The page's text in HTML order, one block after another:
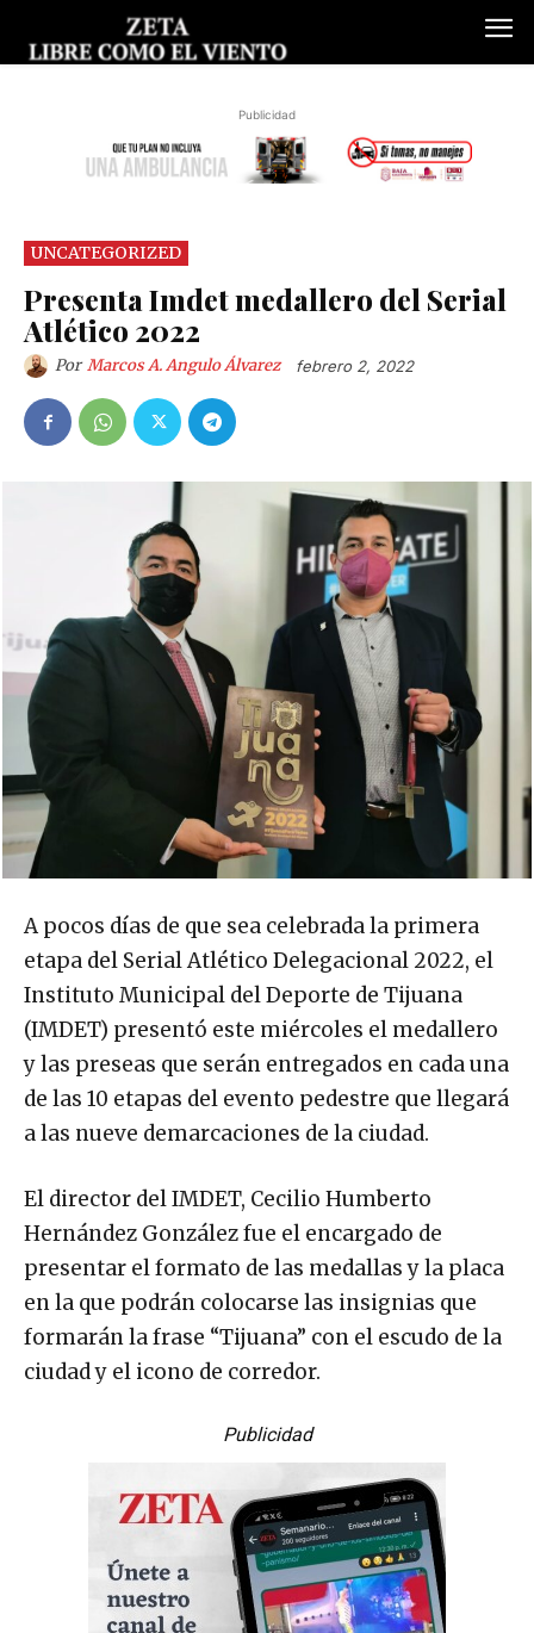
Publicidad
UNCATEGORIZED
Presenta Imdet medallero del Serial
Atlético 2022
Por Marcos A. Angulo Álvarez febrero 2, 2022
A pocos días de que sea celebrada la primera
etapa del Serial Atlético Delegacional 2022, el
Instituto Municipal del Deporte de Tijuana
(IMDET) presentó este miércoles el medallero
y las preseas que serán entregados en cada una
de las 10 etapas del evento pedestre que llegará
a las nueve demarcaciones de la ciudad.
El director del IMDET, Cecilio Humberto
Hernández González fue el encargado de
presentar el formato de las medallas y la placa
en la que podrán colocarse las insignias que
formarán la frase “Tijuana” con el escudo de la
ciudad y el icono de corredor.
Publicidad